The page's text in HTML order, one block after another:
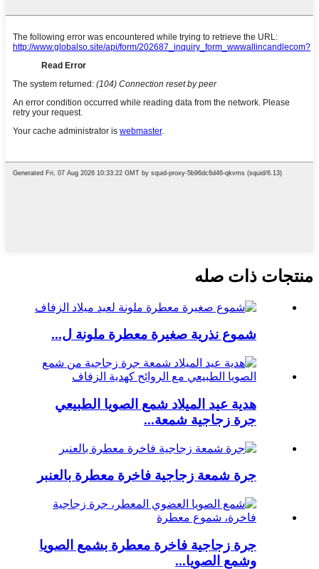
منتجات ذات صله
شموع نذرية صغيرة معطرة ملونة ل...
هدية عيد الميلاد شمع الصويا الطبيعي
جرة زجاجية شمعة...
جرة شمعة زجاجية فاخرة معطرة بالعنبر
جرة زجاجية فاخرة معطرة بشمع الصويا
وشمع الصويا...